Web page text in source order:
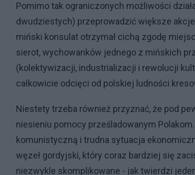
Pomimo tak ograniczonych możliwości
dwudziestych) przeprowadzić większe
miński konsulat otrzymał cichą zgodę
sierot, wychowanków jednego z mińskich
(kolektywizacji, industrializacji i rewolucji
całkowicie odcięci od polskiej ludności
Niestety trzeba również przyznać, że pod
niesieniu pomocy prześladowanym
komunistyczną i trudna sytuacja
węzeł gordyjski, który coraz bardziej się
niezwykle skomplikowane - jak twierdzi